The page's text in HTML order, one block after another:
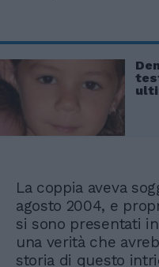
La coppia aveva
agosto 2004, e
si sono presentati
una verità che
storia di questo